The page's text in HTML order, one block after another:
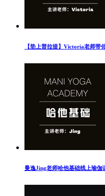
【垫上普拉提】Victoria老师带
曼逸Jing老师哈他基础线上瑜伽